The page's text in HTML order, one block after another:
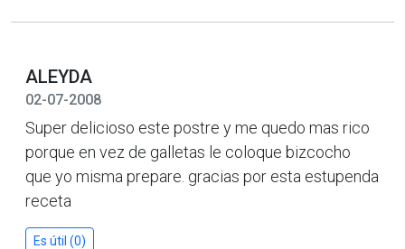
ALEYDA
02-07-2008
Super delicioso este postre y me quedo mas rico
porque en vez de galletas le coloque bizcocho
que yo misma prepare. gracias por esta estupenda
receta
Es útil (0)